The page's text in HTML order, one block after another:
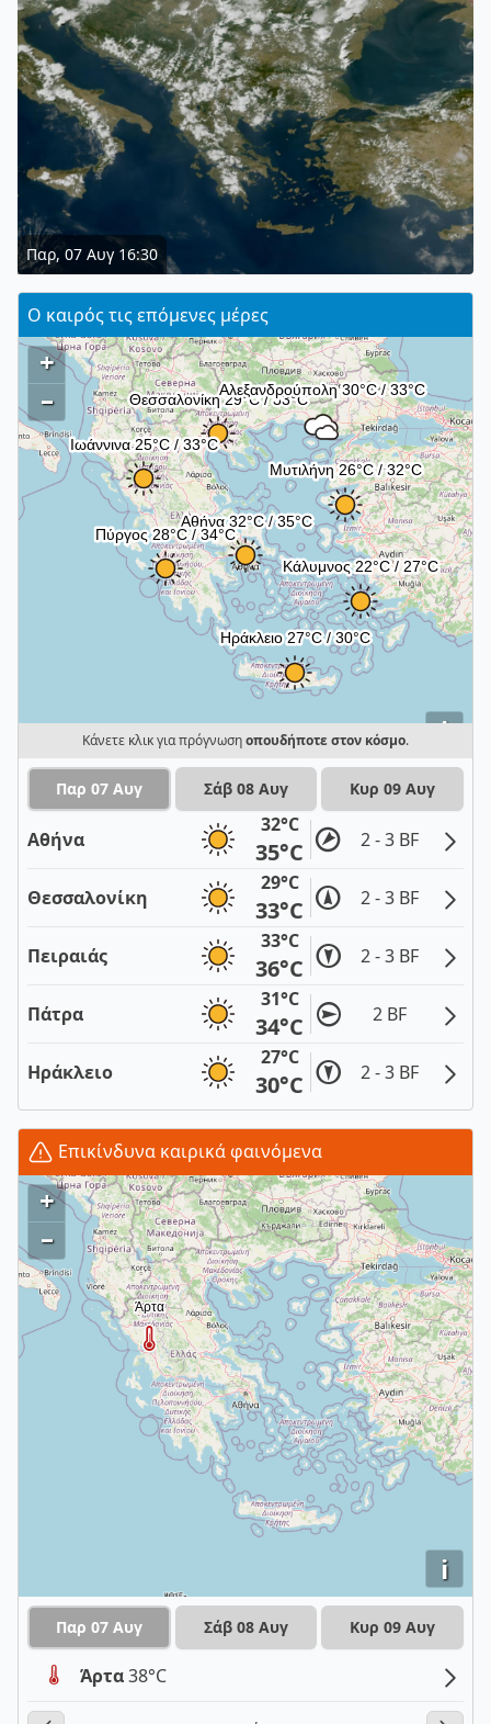
Παρ, 07 Αυγ 16:30
Ο καιρός τις επόμενες μέρες
i
+
–
Κάνετε κλικ για πρόγνωσηοπουδήποτε στον κόσμο.
Παρ 07 Αυγ Σάβ 08 Αυγ Κυρ 09 Αυγ
Αθήνα
32°C
35°C 2 - 3 BF
Θεσσαλονίκη
29°C
33°C 2 - 3 BF
Πειραιάς
33°C
36°C 2 - 3 BF
Πάτρα
31°C
34°C 2 BF
Ηράκλειο
27°C
30°C 2 - 3 BF
Επικίνδυνα καιρικά φαινόμενα
i
+
–
Παρ 07 Αυγ Σάβ 08 Αυγ Κυρ 09 Αυγ
Άρτα38°C